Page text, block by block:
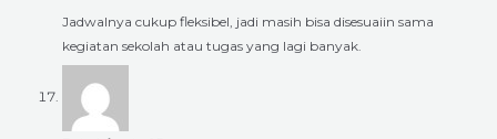
Jadwalnya cukup fleksibel, jadi masih bisa disesuaiin sama
kegiatan sekolah atau tugas yang lagi banyak.